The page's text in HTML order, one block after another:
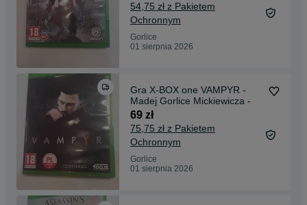
54,75 zł z Pakietem
Ochronnym
Gorlice
01 sierpnia 2026
Gra X-BOX one VAMPYR -
Madej Gorlice Mickiewicza -
69 zł
75,75 zł z Pakietem
Ochronnym
Gorlice
01 sierpnia 2026